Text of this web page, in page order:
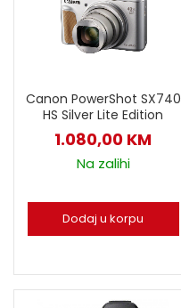
Canon PowerShot SX740
HS Silver Lite Edition
1.080,00 KM
Na zalihi
Dodaj u korpu